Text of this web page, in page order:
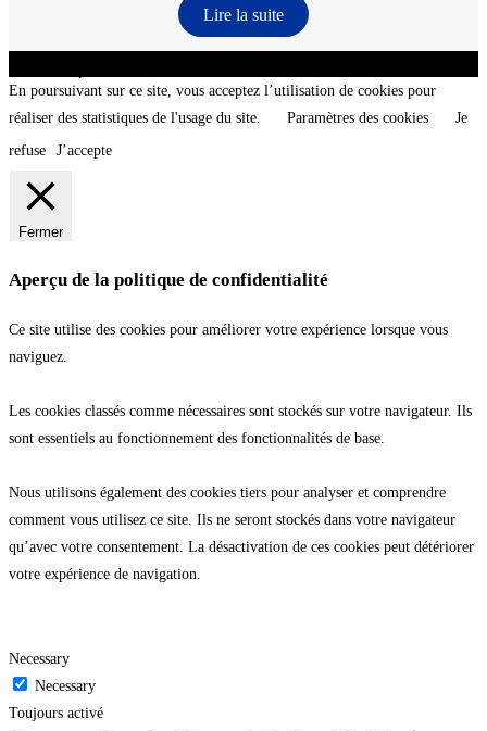
Lire la suite
En poursuivant sur ce site, vous acceptez l’utilisation de cookies pour
réaliser des statistiques de l'usage du site.
Paramètres des cookies
Je
refuse
J’accepte
Fermer
Aperçu de la politique de confidentialité
Ce site utilise des cookies pour améliorer votre expérience lorsque vous
naviguez.
Les cookies classés comme nécessaires sont stockés sur votre navigateur. Ils
sont essentiels au fonctionnement des fonctionnalités de base.
Nous utilisons également des cookies tiers pour analyser et comprendre
comment vous utilisez ce site. Ils ne seront stockés dans votre navigateur
qu’avec votre consentement. La désactivation de ces cookies peut détériorer
votre expérience de navigation.
Necessary
Necessary
Toujours activé